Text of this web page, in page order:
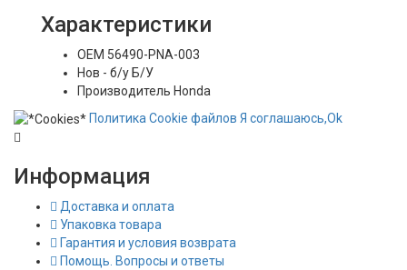
Характеристики
OEM 56490-PNA-003
Нов - б/у Б/У
Производитель Honda
Политика Сookie файлов Я соглашаюсь,Ok
Информация
Доставка и оплата
Упаковка товара
Гарантия и условия возврата
Помощь. Вопросы и ответы